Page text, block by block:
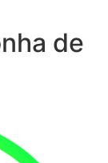
de